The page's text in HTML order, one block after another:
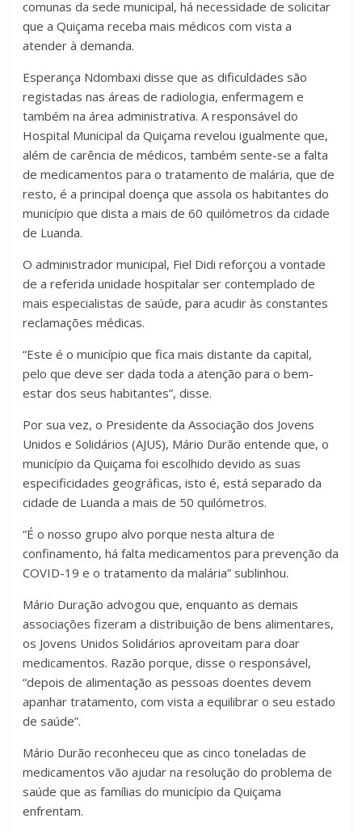
comunas da sede municipal, há necessidade de solicitar
que a Quiçama receba mais médicos com vista a
atender à demanda.
Esperança Ndombaxi disse que as dificuldades são
registadas nas áreas de radiologia, enfermagem e
também na área administrativa. A responsável do
Hospital Municipal da Quiçama revelou igualmente que,
além de carência de médicos, também sente-se a falta
de medicamentos para o tratamento de malária, que de
resto, é a principal doença que assola os habitantes do
município que dista a mais de 60 quilómetros da cidade
de Luanda.
O administrador municipal, Fiel Didi reforçou a vontade
de a referida unidade hospitalar ser contemplado de
mais especialistas de saúde, para acudir às constantes
reclamações médicas.
“Este é o município que fica mais distante da capital,
pelo que deve ser dada toda a atenção para o bem-
estar dos seus habitantes”, disse.
Por sua vez, o Presidente da Associação dos Jovens
Unidos e Solidários (AJUS), Mário Durão entende que, o
município da Quiçama foi escolhido devido as suas
especificidades geográficas, isto é, está separado da
cidade de Luanda a mais de 50 quilómetros.
“É o nosso grupo alvo porque nesta altura de
confinamento, há falta medicamentos para prevenção da
COVID-19 e o tratamento da malária” sublinhou.
Mário Duração advogou que, enquanto as demais
associações fizeram a distribuição de bens alimentares,
os Jovens Unidos Solidários aproveitam para doar
medicamentos. Razão porque, disse o responsável,
“depois de alimentação as pessoas doentes devem
apanhar tratamento, com vista a equilibrar o seu estado
de saúde”.
Mário Durão reconheceu que as cinco toneladas de
medicamentos vão ajudar na resolução do problema de
saúde que as famílias do município da Quiçama
enfrentam.